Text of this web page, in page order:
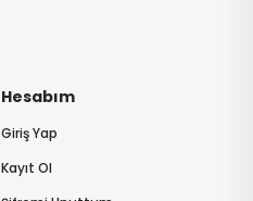
Hesabım
Giriş Yap
Kayıt Ol